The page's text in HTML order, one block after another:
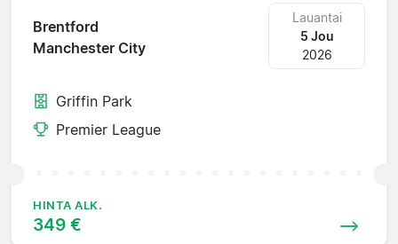
Brentford
Manchester City
Lauantai
5 Jou
2026
Griffin Park
Premier League
HINTA ALK.
349 €